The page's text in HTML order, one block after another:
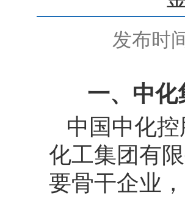
发布时
一、中化
中国中化
化工集团有
要骨干企业